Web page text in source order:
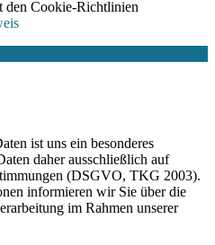
den Cookie-Richtlinien
ist uns ein besonderes
daher ausschließlich auf
(DSGVO, TKG 2003).
informieren wir Sie über die
im Rahmen unserer